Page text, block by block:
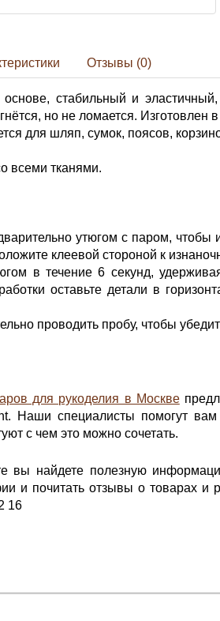
Отзывы (0)
стабильный и
но не ломается. Изготовлен
для шляп, сумок, поясов,
всеми тканями.
утюгом с паром, чтобы
клеевой стороной к
в течение 6 секунд,
оставьте детали в
проводить пробу, чтобы
для рукоделия в Москве
Наши специалисты помогут
с чем это можно сочетать.
вы найдете полезную
и почитать отзывы о товарах и
16